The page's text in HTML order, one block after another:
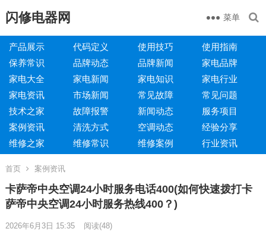
闪修电器网 菜单
产品展示 代码定义 使用技巧
使用指南
保养常识
品牌动态 品牌新闻
家电品牌
家电大全
家电新闻 家电知识
家电行业
家电资讯
市场新闻 常见故障
常见问题
技术之家
故障报警 新闻动态
服务项目
案例资讯
清洗方式 空调动态
经验分享
维修之家
维修常识 维修案例 行业资讯
首页 案例资讯
卡萨帝中央空调24小时服务电话400(如何快速拨打卡
萨帝中央空调24小时服务热线400？)
2026年6月3日 15:35 阅读(48)